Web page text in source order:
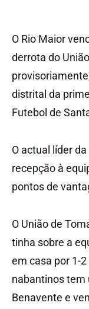
O Rio Maior
derrota do
distrital da
Futebol de
O actual líder
recepção à
pontos de
O União de
tinha sobre a
em casa por 1-
nabantinos tem
Benavente e